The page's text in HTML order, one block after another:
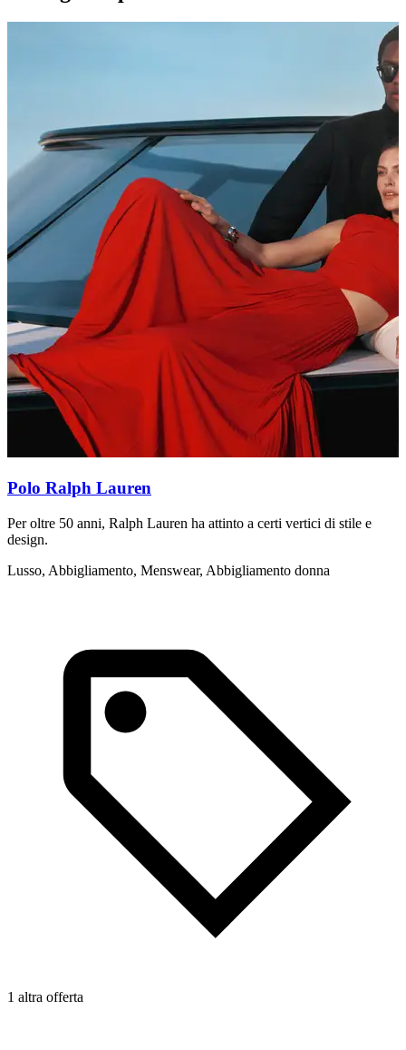
Polo Ralph Lauren
Per oltre 50 anni, Ralph Lauren ha attinto a certi vertici di stile e
design.
Lusso, Abbigliamento, Menswear, Abbigliamento donna
1 altra offerta